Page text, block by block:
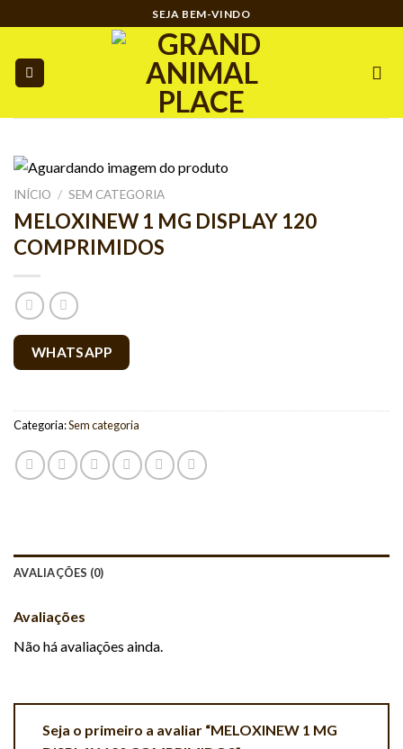
para
conteúdo
SEJA BEM-VINDO
INÍCIO / SEM CATEGORIA
MELOXINEW 1 MG DISPLAY 120
COMPRIMIDOS
WHATSAPP
Categoria:Sem categoria
AVALIAÇÕES (0)
Avaliações
Não há avaliações ainda.
Seja o primeiro a avaliar “MELOXINEW 1 MG